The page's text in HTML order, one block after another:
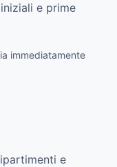
e prime
immediatamente
e